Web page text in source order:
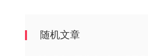
随机文章